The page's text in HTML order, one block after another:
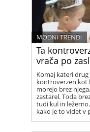
Ta
vrača po
MODNI TRENDI
Komaj kateri
kontroverzen kot
morejo brez
zastarel. Toda
tudi kul in
kako je to videt v